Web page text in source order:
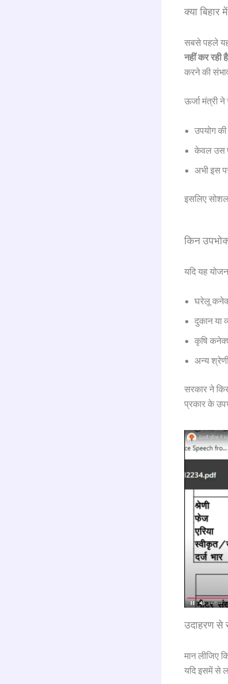
क्या बिहार
सबसे पहले
नहीं कर रही है
करने की
ऊर्जा मंत्री ने
उपयोग की
केवल उस
अभी इस
इसलिए सोशल
किन
यदि यह
घरेलू
दुकान या
कृषि
अन्य
सरकार ने
प्रकार के
उदाहरण से
मान लीजिए
यदि इसमें से